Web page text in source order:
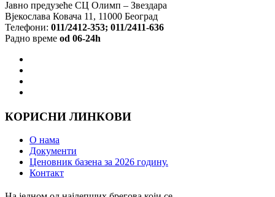
Јавно предузеће СЦ Олимп – Звездара
Вјекослава Ковача 11, 11000 Београд
Телефони: 011/2412-353; 011/2411-636
Радно време od 06-24h
КОРИСНИ ЛИНКОВИ
О нама
Документи
Ценовник базена за 2026 годину.
Контакт